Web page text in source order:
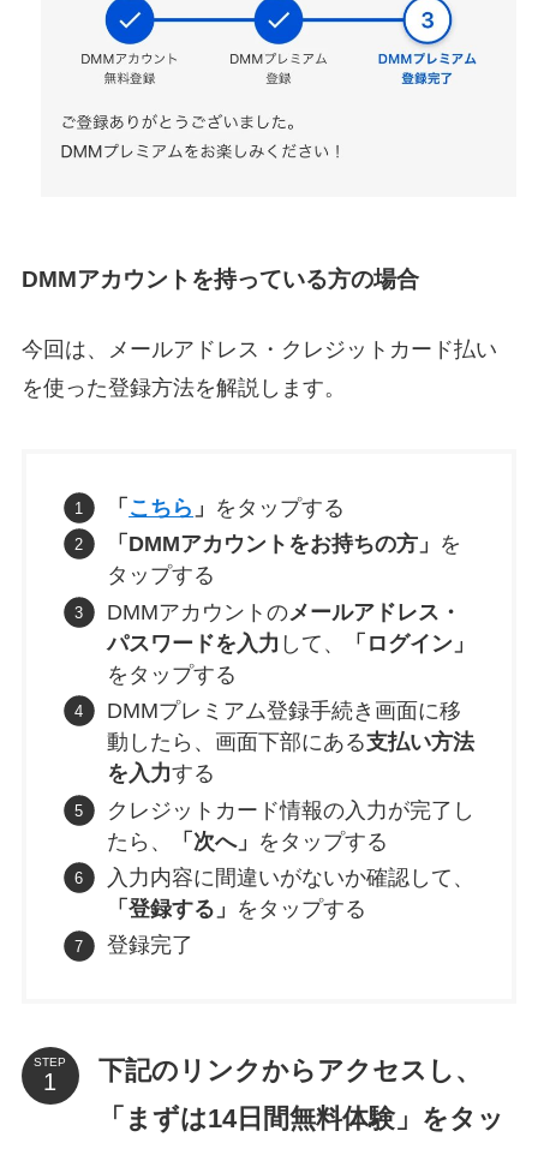
DMMアカウントを持っている方の場合
今回は、メールアドレス・クレジットカード払い
を使った登録方法を解説します。
「 こちら 」 をタップする
「DMMアカウントをお持ちの方」 を
タップする
DMMアカウントのメールアドレス・
パスワードを入力 して、
「ログイン」
をタップする
DMMプレミアム登録手続き画面に移
動したら、画面下部にある支払い方法
を入力する
クレジットカード情報の入力が完了し
たら、
「次へ」 をタップする
入力内容に間違いがないか確認して、
「登録する」 をタップする
登録完了
STEP
下記のリンクからアクセスし、
「まずは14日間無料体験」をタッ